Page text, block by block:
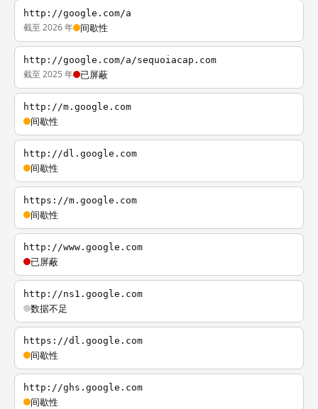
http://google.com/a
截至 2026 年 间歇性
http://google.com/a/sequoiacap.com
截至 2025 年 已屏蔽
http://m.google.com
间歇性
http://dl.google.com
间歇性
https://m.google.com
间歇性
http://www.google.com
已屏蔽
http://ns1.google.com
数据不足
https://dl.google.com
间歇性
http://ghs.google.com
间歇性